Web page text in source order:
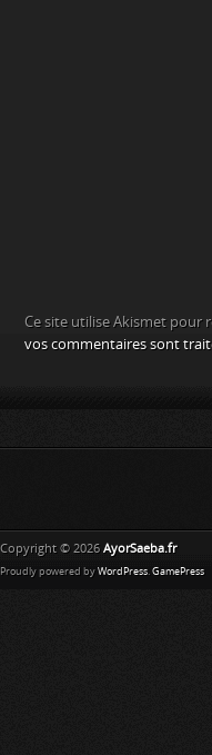
Ce site utilise Akismet pour
vos commentaires sont
Copyright © 2026 AyorSaeba.fr
Proudly powered by WordPress. GamePress